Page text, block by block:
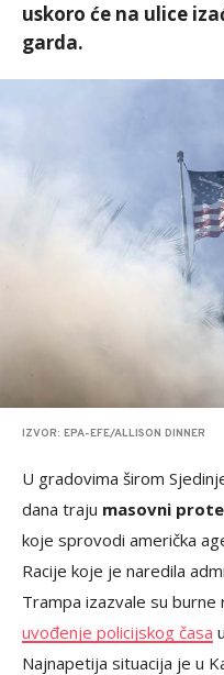
uskoro će na ulice
garda.
IZVOR: EPA-EFE/ALLISON DINNER
U gradovima širom
dana traju masovni
koje sprovodi američka
Racije koje je naredila
Trampa izazvale su burne
uvođenje policijskog časa
Najnapetija situacija je u